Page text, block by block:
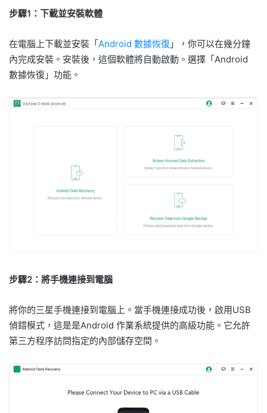
步驟1：下載並安裝軟體
在電腦上下載並安裝「 Android 數據恢復 」，你可以在幾分鐘
內完成安裝。安裝後，這個軟體將自動啟動。選擇「Android
數據恢復」功能。
步驟2：將手機連接到電腦
將你的三星手機連接到電腦上。當手機連接成功後，啟用USB
偵錯模式，這是是Android 作業系統提供的高級功能。它允許
第三方程序訪問指定的內部儲存空間。